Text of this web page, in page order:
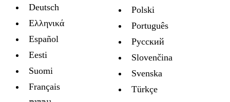
Deutsch
Ελληνικά
Español
Eesti
Suomi
Français
Polski
Português
Русский
Slovenčina
Svenska
Türkçe